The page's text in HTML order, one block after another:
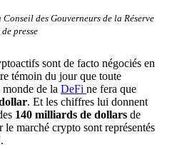
des Gouverneurs de la Réserve
presse
sont de facto négociés en
témoin du jour que toute
monde de la DeFi ne fera que
. Et les chiffres lui donnent
140 milliards de dollars de
marché crypto sont représentés